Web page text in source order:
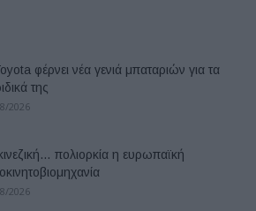
φέρνει νέα γενιά μπαταριών για τα
της
2026
πολιορκία η ευρωπαϊκή
2026